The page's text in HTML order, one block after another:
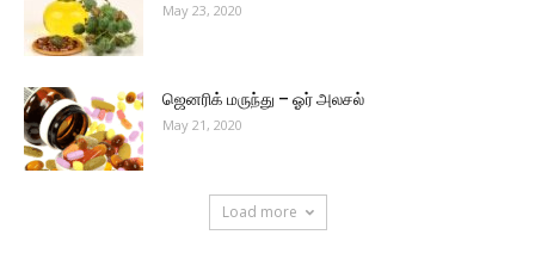
May 23, 2020
ஜெனரிக் மருந்து – ஓர் அலசல்
May 21, 2020
Load more